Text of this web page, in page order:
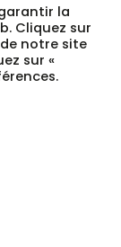
- 14200
la
Cliquez sur
notre site
sur «